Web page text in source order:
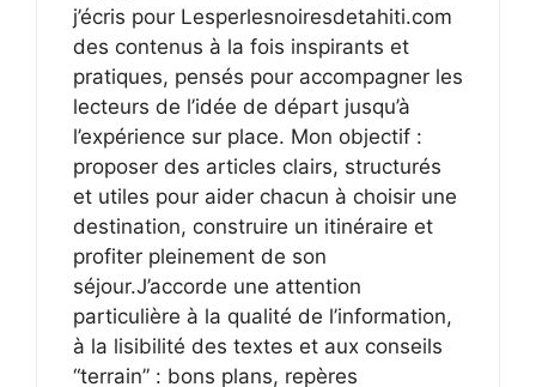
j’écris pour Lesperlesnoiresdetahiti.com
des contenus à la fois inspirants et
pratiques, pensés pour accompagner les
lecteurs de l’idée de départ jusqu’à
l’expérience sur place. Mon objectif :
proposer des articles clairs, structurés
et utiles pour aider chacun à choisir une
destination, construire un itinéraire et
profiter pleinement de son
séjour.J’accorde une attention
particulière à la qualité de l’information,
à la lisibilité des textes et aux conseils
“terrain” : bons plans, repères